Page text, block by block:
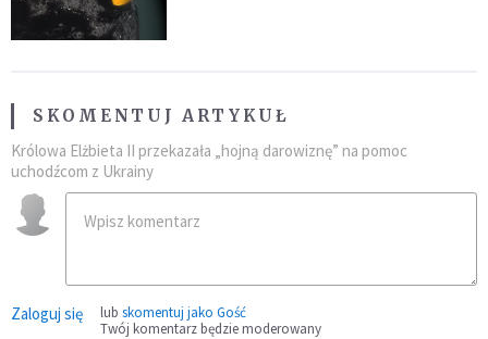
SKOMENTUJ ARTYKUŁ
Królowa Elżbieta II przekazała „hojną darowiznę” na pomoc
uchodźcom z Ukrainy
Zaloguj się lub skomentuj jako Gość
Twój komentarz będzie moderowany